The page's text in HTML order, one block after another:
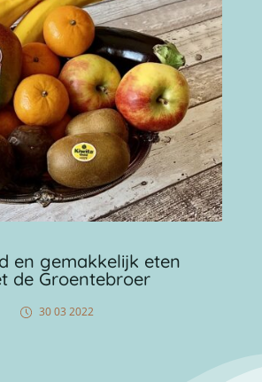
en gemakkelijk eten
de Groentebroer
30 03 2022